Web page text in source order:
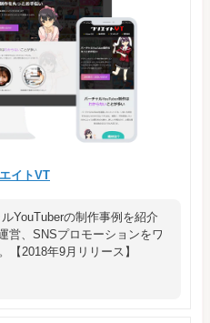
イトVT
YouTuberの制作事例を紹介
営、SNSプロモーションをワ
【2018年9月リリース】